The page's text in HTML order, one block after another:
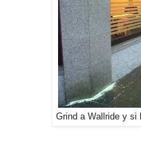
Grind a Wallride y si